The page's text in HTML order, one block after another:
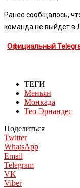
Ранее сообщалось,
команда не выйдет в
Официальный
ТЕГИ
Меньян
Монкада
Тео Эрнандес
Поделиться
Twitter
WhatsApp
Email
Telegram
VK
Viber